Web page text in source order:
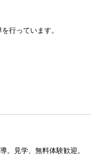
行っています。
。見学、無料体験歓迎。